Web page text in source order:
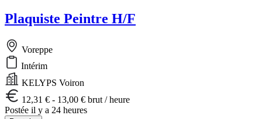
Plaquiste Peintre H/F
Voreppe
Intérim
KELYPS Voiron
12,31 € - 13,00 € brut / heure
Postée il y a 24 heures